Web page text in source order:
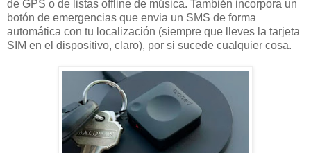
de GPS o de listas offline de música. También incorpora un
botón de emergencias que envia un SMS de forma
automática con tu localización (siempre que lleves la tarjeta
SIM en el dispositivo, claro), por si sucede cualquier cosa.